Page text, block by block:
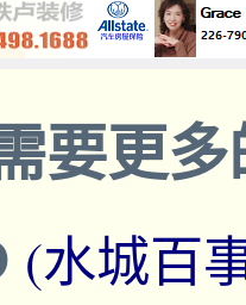
要更
(水城百